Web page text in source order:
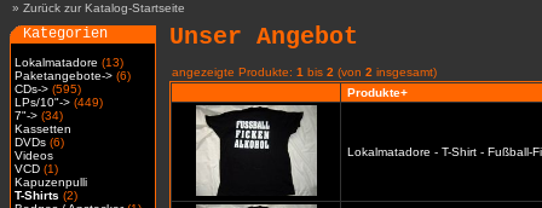
» Zurück zur Katalog-Startseite
Kategorien
Lokalmatadore (13)
Paketangebote-> (6)
CDs-> (595)
LPs/10"-> (449)
7"-> (34)
Kassetten
DVDs (6)
Videos
VCD (1)
Kapuzenpulli
T-Shirts (2)
Unser Angebot
angezeigte Produkte: 1 bis 2 (von 2 insgesamt)
Produkte+
Lokalmatadore - T-Shirt - Fußball-